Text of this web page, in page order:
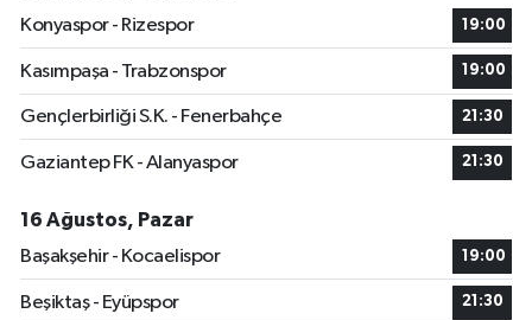
Konyaspor - Rizespor
19:00
Kasımpaşa - Trabzonspor 19:00
Gençlerbirliği S.K. - Fenerbahçe 21:30
Gaziantep FK - Alanyaspor 21:30
16 Ağustos, Pazar
Başakşehir - Kocaelispor
19:00
Beşiktaş - Eyüpspor 21:30